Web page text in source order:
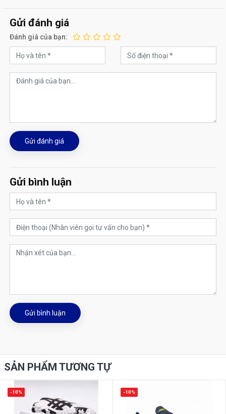
Gửi đánh giá
Đánh giá của bạn:
Gửi đánh giá
Gửi bình luận
Gửi bình luận
SẢN PHẨM TƯƠNG TỰ
-10% -10%